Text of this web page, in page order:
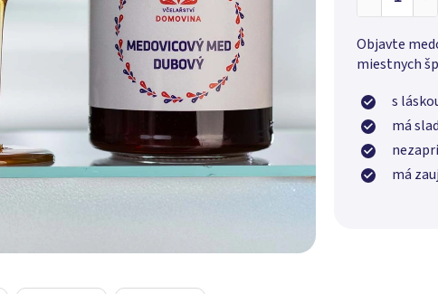
Objavte
miestnych
s
má
má